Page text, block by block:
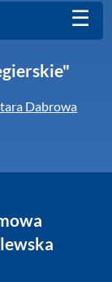
☰
Dabrowa